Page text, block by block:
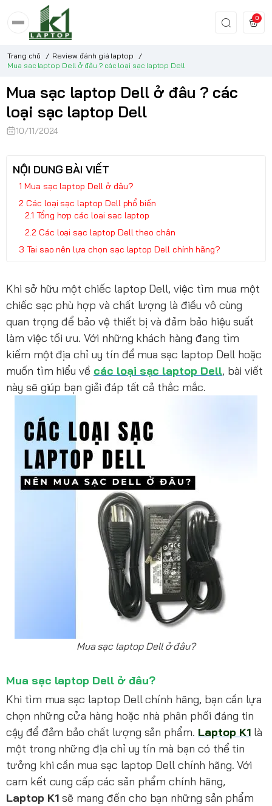
0
Trang chủ / Review đánh giá laptop
/
Mua sạc laptop Dell ở đâu ? các loại sạc laptop Dell
Mua sạc laptop Dell ở đâu ? các
loại sạc laptop Dell
10/11/2024
NỘI DUNG BÀI VIẾT
Mua sạc laptop Dell ở đâu?
Các loại sạc laptop Dell phổ biến
Tổng hợp các loại sạc laptop
Các loại sạc laptop Dell theo chân
Tại sao nên lựa chọn sạc laptop Dell chính hãng?
Khi sở hữu một chiếc laptop Dell, việc tìm mua một
chiếc sạc phù hợp và chất lượng là điều vô cùng
quan trọng để bảo vệ thiết bị và đảm bảo hiệu suất
làm việc tối ưu. Với những khách hàng đang tìm
kiếm một địa chỉ uy tín để mua sạc laptop Dell hoặc
muốn tìm hiểu về các loại sạc laptop Dell, bài viết
này sẽ giúp bạn giải đáp tất cả thắc mắc.
Mua sạc laptop Dell ở đâu?
Mua sạc laptop Dell ở đâu?
Khi tìm mua sạc laptop Dell chính hãng, bạn cần lựa
chọn những cửa hàng hoặc nhà phân phối đáng tin
cậy để đảm bảo chất lượng sản phẩm. Laptop K1 là
một trong những địa chỉ uy tín mà bạn có thể tin
tưởng khi cần mua sạc laptop Dell chính hãng. Với
cam kết cung cấp các sản phẩm chính hãng,
Laptop K1 sẽ mang đến cho bạn những sản phẩm